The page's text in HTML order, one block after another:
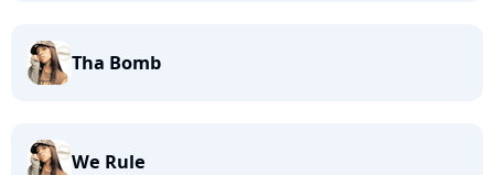
Tha Bomb
We Rule